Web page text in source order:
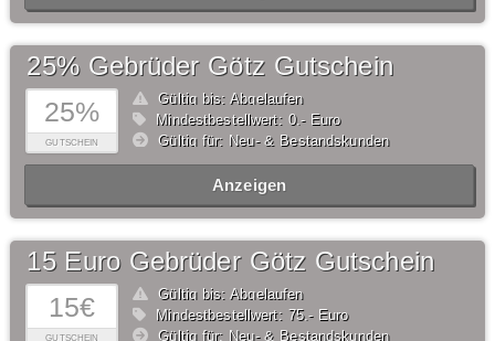
25%
GUTSCHEIN
25% Gebrüder Götz Gutschein
Gültig bis: Abgelaufen
Mindestbestellwert: 0,- Euro
Gültig für: Neu- & Bestandskunden
Anzeigen
15€
GUTSCHEIN
15 Euro Gebrüder Götz Gutschein
Gültig bis: Abgelaufen
Mindestbestellwert: 75,- Euro
Gültig für: Neu- & Bestandskunden